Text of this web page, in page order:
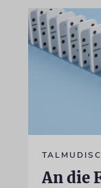
An die